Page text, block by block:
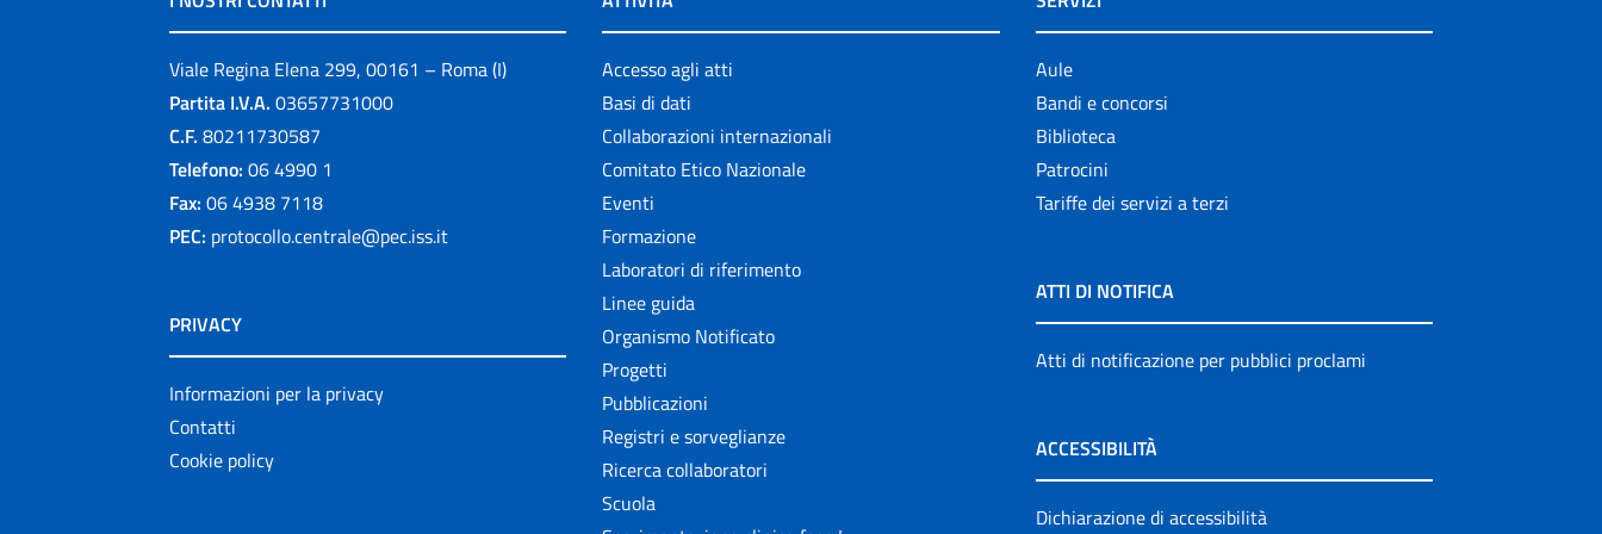
Viale Regina Elena 299, 00161 – Roma (I)
Partita I.V.A. 03657731000
C.F. 80211730587
Telefono: 06 4990 1
Fax: 06 4938 7118
PEC: protocollo.centrale@pec.iss.it
PRIVACY
Informazioni per la privacy
Contatti
Cookie policy
Accesso agli atti
Basi di dati
Collaborazioni internazionali
Comitato Etico Nazionale
Eventi
Formazione
Laboratori di riferimento
Linee guida
Organismo Notificato
Progetti
Pubblicazioni
Registri e sorveglianze
Ricerca collaboratori
Scuola
Aule
Bandi e concorsi
Biblioteca
Patrocini
Tariffe dei servizi a terzi
ATTI DI NOTIFICA
Atti di notificazione per pubblici proclami
ACCESSIBILITÀ
Dichiarazione di accessibilità